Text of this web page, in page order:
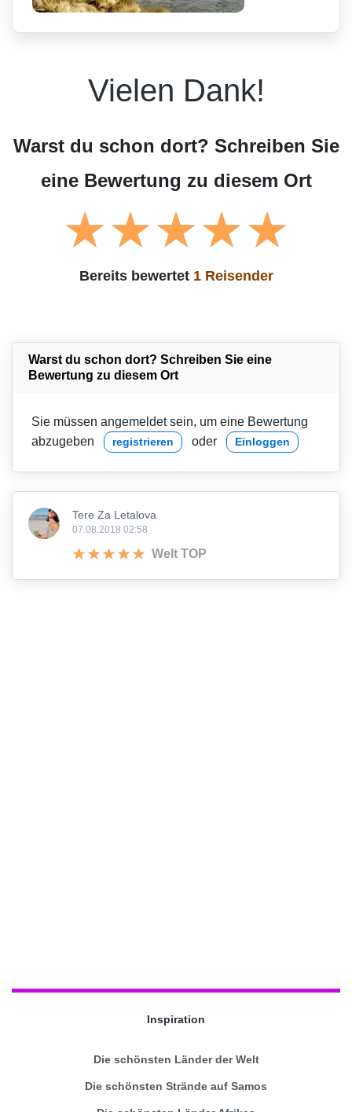
Vielen Dank!
Warst du schon dort? Schreiben Sie
eine Bewertung zu diesem Ort
Bereits bewertet 1 Reisender
Warst du schon dort? Schreiben Sie eine
Bewertung zu diesem Ort
Sie müssen angemeldet sein, um eine Bewertung
abzugeben
registrieren oder Einloggen
Tere Za Letalova
07.08.2018 02:58
Welt TOP
Inspiration
Die schönsten Länder der Welt
Die schönsten Strände auf Samos